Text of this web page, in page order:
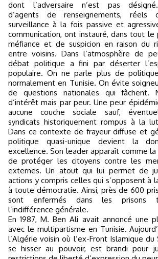
dont l’adversaire n’est pas désigné.
d’agents de renseignements, réels
surveillance à la fois passive et
communication, ont instauré, dans tout le
méfiance et de suspicion en raison du
entre voisins. Dans l’atmosphère de
débat politique a fini par déserter
populaire. On ne parle plus de
normalement en Tunisie. On évite
de questions nationales qui fâchent.
d’intérêt mais par peur. Une peur
aucune couche sociale sauf,
syndicats historiquement rompus à la
Dans ce contexte de frayeur diffuse et
politique quasi-unique devient la
excellence. Son leader apparaît comme
de protéger les citoyens contre les
externes. Un atout qui lui permet de
actions y compris celles qui s’opposent à
à toute démocratie. Ainsi, près de 600
sont enfermés dans les prisons
l’indifférence générale.
En 1987, M. Ben Ali avait annoncé une
avec le multipartisme en Tunisie.
l’Algérie voisin où l’ex-Front Islamique
se hisser au pouvoir, est brandi pour